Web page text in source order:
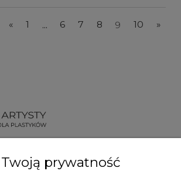
« 1 ... 6 7 8 9 10 »
prywatność